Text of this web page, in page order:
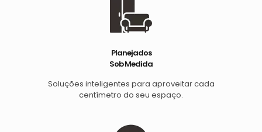
Planejados
Sob Medida
Soluções inteligentes para aproveitar cada
centímetro do seu espaço.